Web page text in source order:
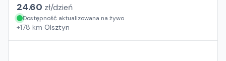
24.60 zł/dzień
Dostępność aktualizowana na żywo
+178 km Olsztyn